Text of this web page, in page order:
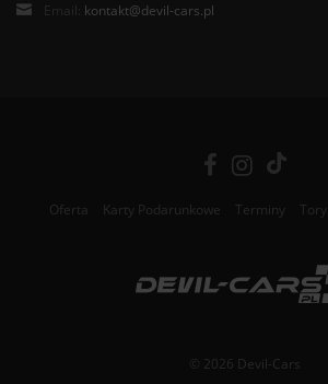
Email: kontakt@devil-cars.pl
Oferta Karty Podarunkowe Terminy Tory
© 2026 Devil-Cars